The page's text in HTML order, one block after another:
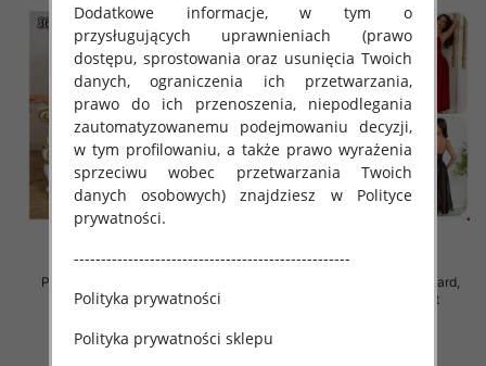
Piżama damska Roz Standard,
Mix kolor Paczka 12 szt
37.00 zł
Piżama damska Roz Standard,
Mix kolor Paczka 12 szt
Dodatkowe informacje, w tym o
przysługujących uprawnieniach (prawo
dostępu, sprostowania oraz usunięcia Twoich
danych, ograniczenia ich przetwarzania,
prawo do ich przenoszenia, niepodlegania
zautomatyzowanemu podejmowaniu decyzji,
w tym profilowaniu, a także prawo wyrażenia
sprzeciwu wobec przetwarzania Twoich
danych osobowych) znajdziesz w Polityce
prywatności.
---------------------------------------------------
Polityka prywatności
Polityka prywatności sklepu